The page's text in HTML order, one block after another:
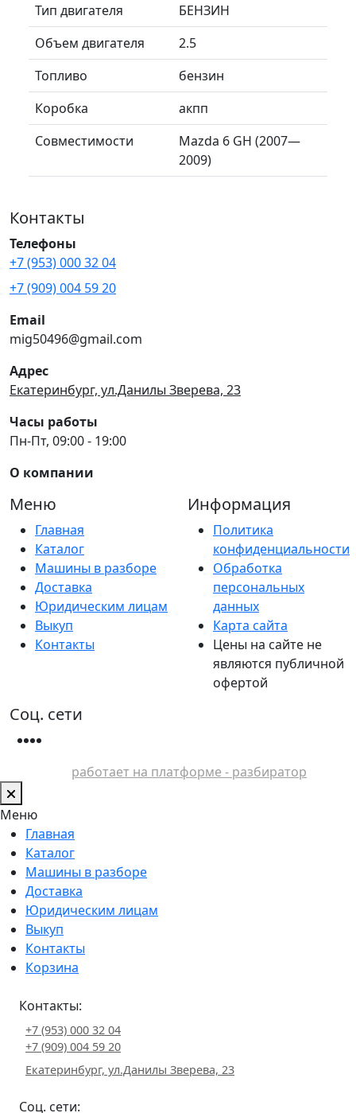
Тип двигателя
БЕНЗИН
Объем двигателя
2.5
Топливо
бензин
Коробка
акпп
Совместимости
Mazda 6 GH (2007—
2009)
Контакты
Телефоны
+7 (953) 000 32 04
+7 (909) 004 59 20
Email
mig50496@gmail.com
Адрес
Екатеринбург, ул.Данилы Зверева, 23
Часы работы
Пн-Пт, 09:00 - 19:00
О компании
Меню
Главная
Каталог
Машины в разборе
Доставка
Юридическим лицам
Выкуп
Контакты
Информация
Политика
конфиденциальности
Обработка
персональных
данных
Карта сайта
Цены на сайте не
являются публичной
офертой
Соц. сети
работает на платформе - разбиратор
Меню
Главная
Каталог
Машины в разборе
Доставка
Юридическим лицам
Выкуп
Контакты
Корзина
Контакты:
+7 (953) 000 32 04
+7 (909) 004 59 20
Екатеринбург, ул.Данилы Зверева, 23
Соц. сети: